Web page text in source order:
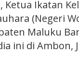
Ketua Ikatan
(Negeri
Maluku
ini di Ambon,